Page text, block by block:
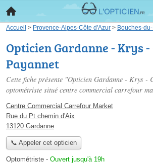
Accueil > Provence-Alpes-Côte d'Azur > Bouches-
Opticien Gardanne - Krys -
Payannet
Cette fiche présente "Opticien Gardanne - Krys -
optométriste situé centre commercial carrefour
Centre Commercial Carrefour Market
Rue du Pt chemin d'Aix
13120 Gardanne
📞 Appeler cet opticien
Optométriste - Ouvert jusqu'à 19h